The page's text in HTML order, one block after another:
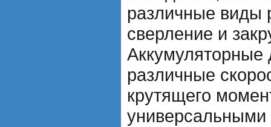
различные виды
сверление и
различные
крутящего
универсальными